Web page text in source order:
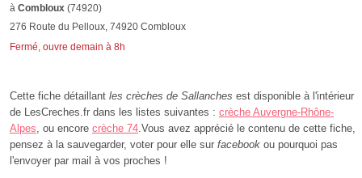
à Combloux (74920)
276 Route du Pelloux, 74920 Combloux
Fermé, ouvre demain à 8h
Cette fiche détaillant les crèches de Sallanches est disponible à l'intérieur
de LesCreches.fr dans les listes suivantes : crèche Auvergne-Rhône-
Alpes, ou encore crèche 74.Vous avez apprécié le contenu de cette fiche,
pensez à la sauvegarder, voter pour elle sur facebook ou pourquoi pas
l'envoyer par mail à vos proches !